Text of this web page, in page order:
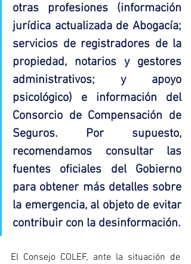
otras profesiones (información
jurídica actualizada de Abogacía;
servicios de registradores de la
propiedad, notarios y gestores
administrativos; y apoyo
psicológico) e información del
Consorcio de Compensación de
Seguros. Por supuesto,
recomendamos consultar las
fuentes oficiales del Gobierno
para obtener más detalles sobre
la emergencia, al objeto de evitar
contribuir con la desinformación.
El Consejo COLEF, ante la situación de